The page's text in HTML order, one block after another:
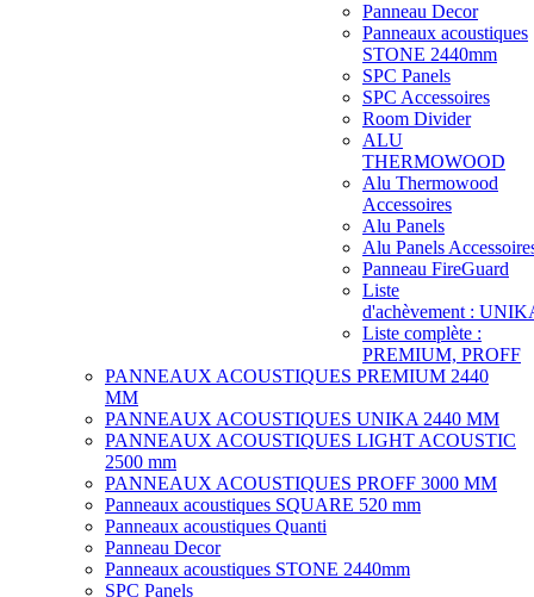
Panneau Decor
Panneaux acoustiques
STONE 2440mm
SPC Panels
SPC Accessoires
Room Divider
ALU
THERMOWOOD
Alu Thermowood
Accessoires
Alu Panels
Alu Panels
Panneau FireGuard
Liste
d'achèvement :
Liste complète :
PREMIUM, PROFF
PANNEAUX ACOUSTIQUES PREMIUM 2440
MM
PANNEAUX ACOUSTIQUES UNIKA 2440 MM
PANNEAUX ACOUSTIQUES LIGHT ACOUSTIC
2500 mm
PANNEAUX ACOUSTIQUES PROFF 3000 MM
Panneaux acoustiques SQUARE 520 mm
Panneaux acoustiques Quanti
Panneau Decor
Panneaux acoustiques STONE 2440mm
SPC Panels